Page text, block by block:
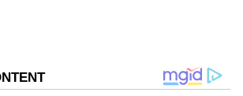
தெரிவித்துள்ளனர். வயது